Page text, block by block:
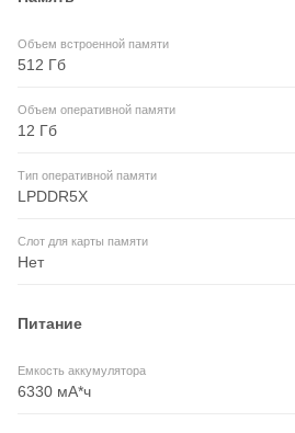
Объем встроенной памяти
512 Гб
Объем оперативной памяти
12 Гб
Тип оперативной памяти
LPDDR5X
Слот для карты памяти
Нет
Питание
Емкость аккумулятора
6330 мА*ч